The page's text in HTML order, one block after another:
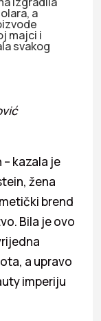
a
majci i
svakog
kazala je
žena
brend
Bila je ovo
a upravo
imperiju